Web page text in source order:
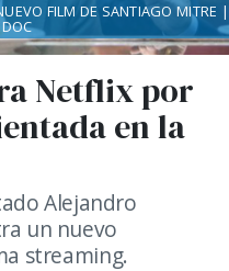
Netflix por
en la
Alejandro
un nuevo
streaming.
FILM DE SANTIAGO MITRE |